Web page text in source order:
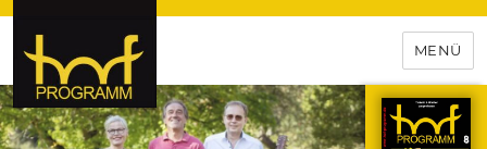
hof-programm – das
Veranstaltungsportal für
Hochfranken
MENÜ